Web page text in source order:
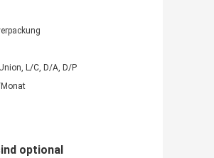
L/C, D/A, D/P
optional